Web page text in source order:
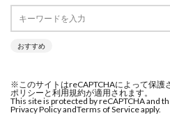
おすすめ
※このサイトはreCAPTCHAによって保護
ポリシーと利用規約が適用されます。
This site is protected by reCAPTCHA and
Privacy Policy andTerms of Service apply.